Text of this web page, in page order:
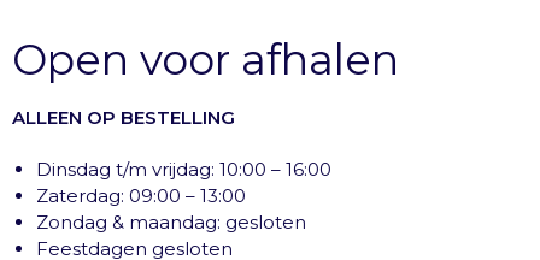
Open voor afhalen
ALLEEN OP BESTELLING
Dinsdag t/m vrijdag: 10:00 – 16:00
Zaterdag: 09:00 – 13:00
Zondag & maandag: gesloten
Feestdagen gesloten